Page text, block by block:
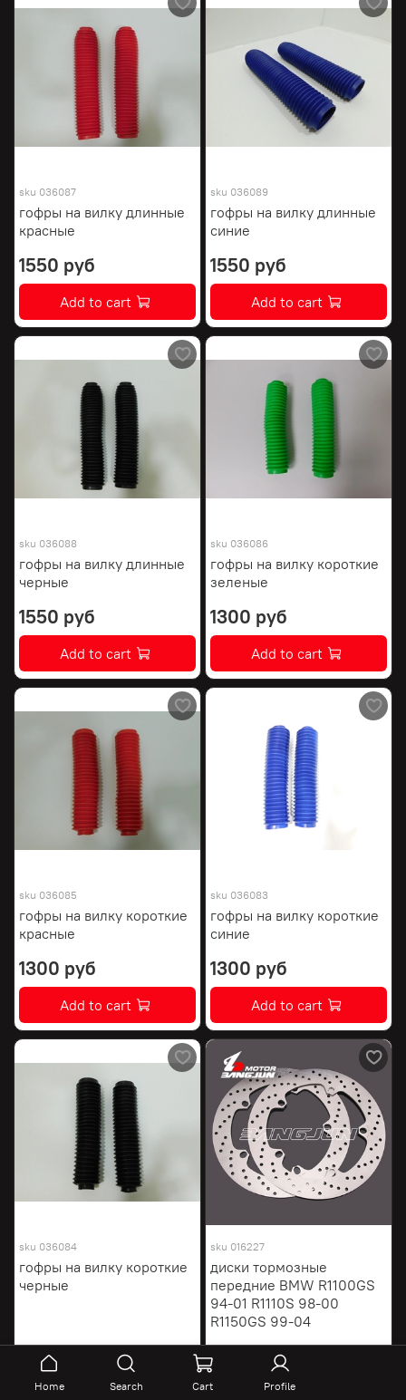
sku 036087
гофры на вилку длинные
красные
1550 руб
Add to cart
sku 036089
гофры на вилку длинные
синие
1550 руб
Add to cart
sku 036088
гофры на вилку длинные
черные
1550 руб
Add to cart
sku 036086
гофры на вилку короткие
зеленые
1300 руб
Add to cart
sku 036085
гофры на вилку короткие
красные
1300 руб
Add to cart
sku 036083
гофры на вилку короткие
синие
1300 руб
Add to cart
sku 036084
гофры на вилку короткие
черные
1300 руб
Add to cart
sku 016227
диски тормозные
передние BMW R1100GS
94-01 R1110S 98-00
R1150GS 99-04
19000 руб
Add to cart
Home Search Cart Profile